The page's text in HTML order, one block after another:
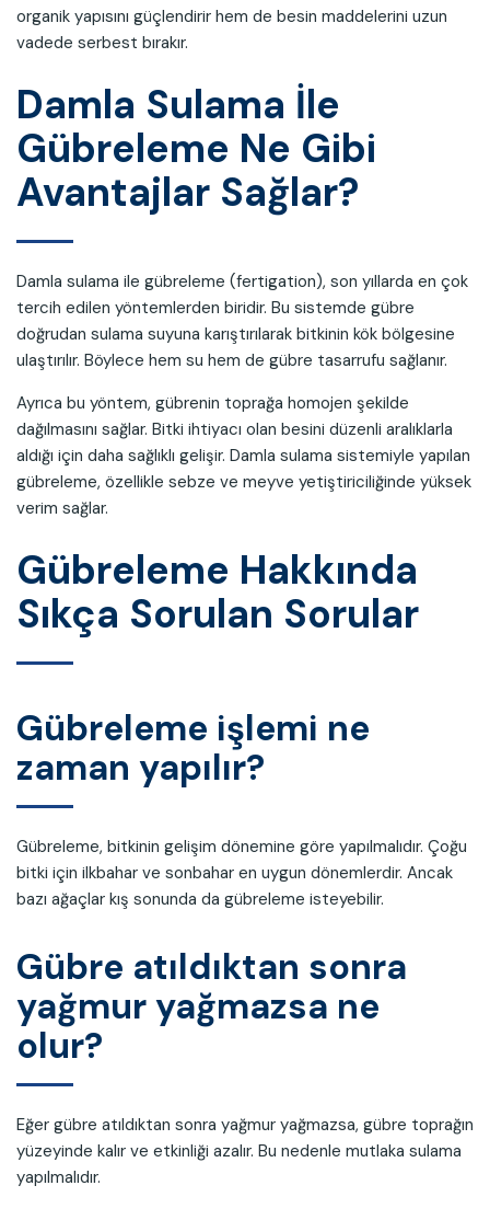
organik yapısını güçlendirir hem de besin maddelerini uzun
vadede serbest bırakır.
Damla Sulama İle
Gübreleme Ne Gibi
Avantajlar Sağlar?
Damla sulama ile gübreleme (fertigation), son yıllarda en çok
tercih edilen yöntemlerden biridir. Bu sistemde gübre
doğrudan sulama suyuna karıştırılarak bitkinin kök bölgesine
ulaştırılır. Böylece hem su hem de gübre tasarrufu sağlanır.
Ayrıca bu yöntem, gübrenin toprağa homojen şekilde
dağılmasını sağlar. Bitki ihtiyacı olan besini düzenli aralıklarla
aldığı için daha sağlıklı gelişir. Damla sulama sistemiyle yapılan
gübreleme, özellikle sebze ve meyve yetiştiriciliğinde yüksek
verim sağlar.
Gübreleme Hakkında
Sıkça Sorulan Sorular
Gübreleme işlemi ne
zaman yapılır?
Gübreleme, bitkinin gelişim dönemine göre yapılmalıdır. Çoğu
bitki için ilkbahar ve sonbahar en uygun dönemlerdir. Ancak
bazı ağaçlar kış sonunda da gübreleme isteyebilir.
Gübre atıldıktan sonra
yağmur yağmazsa ne
olur?
Eğer gübre atıldıktan sonra yağmur yağmazsa, gübre toprağın
yüzeyinde kalır ve etkinliği azalır. Bu nedenle mutlaka sulama
yapılmalıdır.